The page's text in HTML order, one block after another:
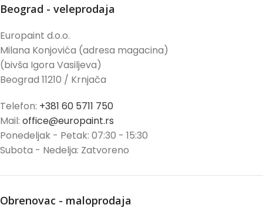
Beograd - veleprodaja
Europaint d.o.o.
Milana Konjovića (adresa magacina)
(bivša Igora Vasiljeva)
Beograd 11210 / Krnjača
Telefon: +381 60 5711 750
Mail: office@europaint.rs
Ponedeljak - Petak: 07:30 - 15:30
Subota - Nedelja: Zatvoreno
Obrenovac - maloprodaja